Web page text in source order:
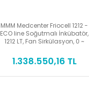
MMM Medcenter Friocell 1212 -
ECO line Soğutmalı İnkübatör,
1212 LT, Fan Sirkülasyon, 0 ~
Standart Raf
1.338.550,16 TL